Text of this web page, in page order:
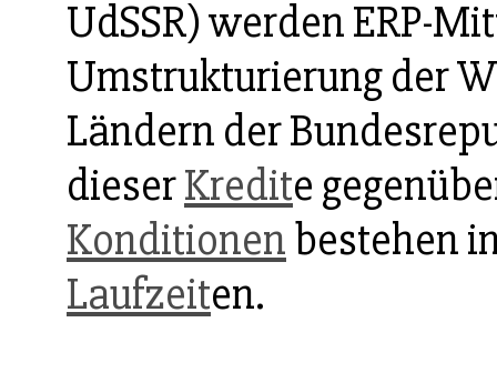
UdSSR) werden ERP-
Umstrukturierung der
Ländern der
dieserKredite
Konditionenbestehen
Laufzeiten.